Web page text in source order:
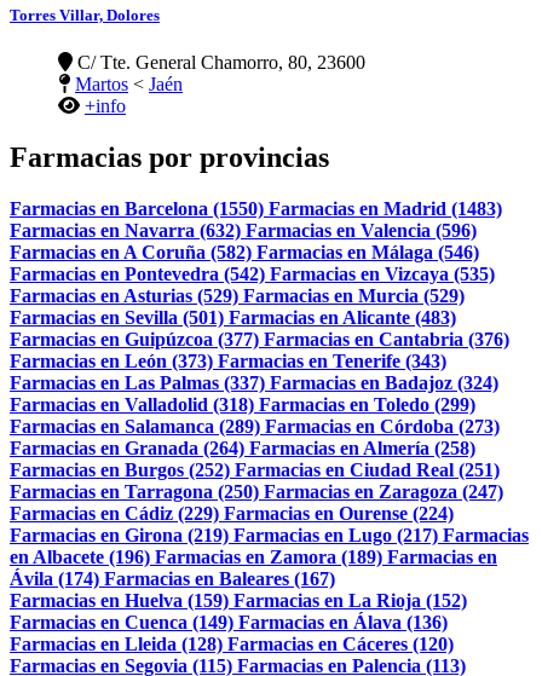
Torres Villar, Dolores
C/ Tte. General Chamorro, 80, 23600
Martos < Jaén
+info
Farmacias por provincias
Farmacias en Barcelona (1550) Farmacias en Madrid (1483)
Farmacias en Navarra (632) Farmacias en Valencia (596)
Farmacias en A Coruña (582) Farmacias en Málaga (546)
Farmacias en Pontevedra (542) Farmacias en Vizcaya (535)
Farmacias en Asturias (529) Farmacias en Murcia (529)
Farmacias en Sevilla (501) Farmacias en Alicante (483)
Farmacias en Guipúzcoa (377) Farmacias en Cantabria (376)
Farmacias en León (373) Farmacias en Tenerife (343)
Farmacias en Las Palmas (337) Farmacias en Badajoz (324)
Farmacias en Valladolid (318) Farmacias en Toledo (299)
Farmacias en Salamanca (289) Farmacias en Córdoba (273)
Farmacias en Granada (264) Farmacias en Almería (258)
Farmacias en Burgos (252) Farmacias en Ciudad Real (251)
Farmacias en Tarragona (250) Farmacias en Zaragoza (247)
Farmacias en Cádiz (229) Farmacias en Ourense (224)
Farmacias en Girona (219) Farmacias en Lugo (217) Farmacias
en Albacete (196) Farmacias en Zamora (189) Farmacias en
Ávila (174) Farmacias en Baleares (167)
Farmacias en Huelva (159) Farmacias en La Rioja (152)
Farmacias en Cuenca (149) Farmacias en Álava (136)
Farmacias en Lleida (128) Farmacias en Cáceres (120)
Farmacias en Segovia (115) Farmacias en Palencia (113)